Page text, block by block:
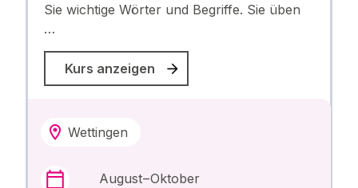
Sie wichtige Wörter und Begriffe. Sie üben
…
Kurs anzeigen
Wettingen
August – Oktober